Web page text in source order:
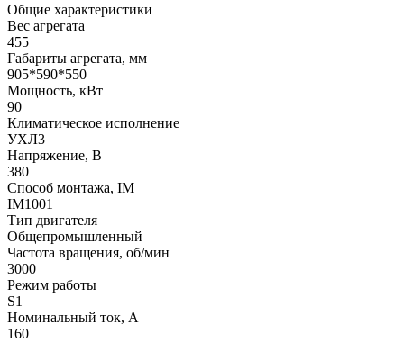
Общие характеристики
Вес агрегата
455
Габариты агрегата, мм
905*590*550
Мощность, кВт
90
Климатическое исполнение
УХЛ3
Напряжение, В
380
Способ монтажа, IM
IM1001
Тип двигателя
Общепромышленный
Частота вращения, об/мин
3000
Режим работы
S1
Номинальный ток, А
160